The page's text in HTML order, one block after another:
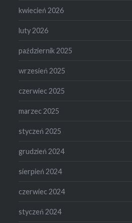
kwiecień 2026
luty 2026
październik 2025
wrzesień 2025
czerwiec 2025
marzec 2025
styczeń 2025
grudzień 2024
sierpień 2024
czerwiec 2024
styczeń 2024